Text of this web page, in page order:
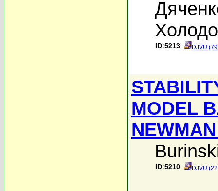
ID:5213 DJVU
MODEL
ID:5210 DJVU